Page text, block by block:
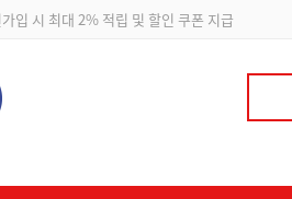
주문 시 적립금 500원 추가적립